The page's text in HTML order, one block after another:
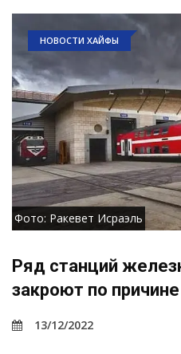
НОВОСТИ ХАЙФЫ
Фото: Ракевет Исраэль
Ряд станций
закроют по
13/12/2022